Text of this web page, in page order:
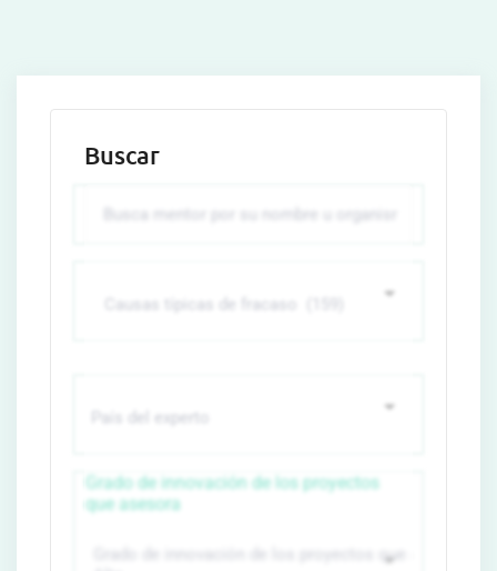
Buscar
Grado de innovación de los proyectos
que asesora